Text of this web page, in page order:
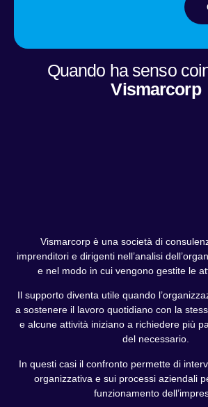
Quando ha senso
Vismarcorp
Vismarcorp è una società di
imprenditori e dirigenti nell’analisi
e nel modo in cui vengono gestite le
Il supporto diventa utile quando
a sostenere il lavoro quotidiano con la
e alcune attività iniziano a richiedere più
del necessario.
In questi casi il confronto permette di
organizzativa e sui processi aziendali
funzionamento